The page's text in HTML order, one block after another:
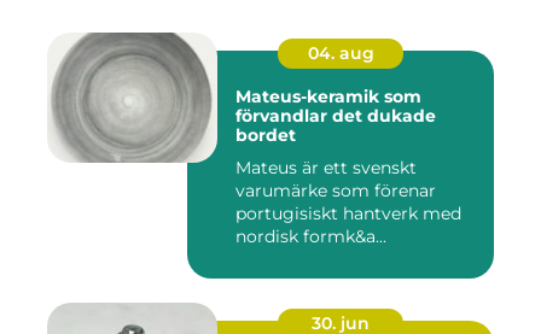
04. aug
Mateus-keramik som
förvandlar det dukade
bordet
Mateus är ett svenskt
varumärke som förenar
portugisiskt hantverk med
nordisk formk&a...
30. jun